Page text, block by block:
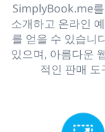
SimplyBook.me
소개하고 온라인
를 얻을 수 있습니
있으며, 아름다운
적인 판매